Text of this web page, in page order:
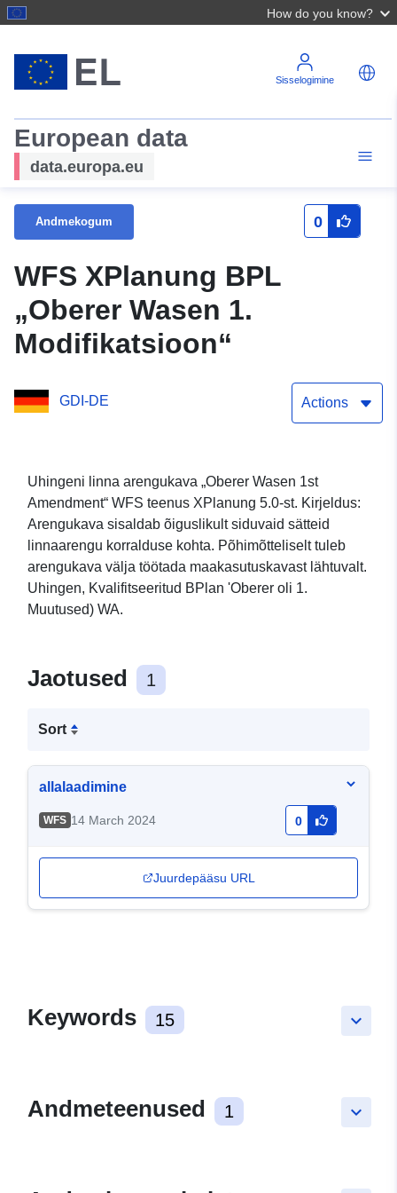
How do you know?
Sisselogimine
European data
data.europa.eu
Andmekogum 0
WFS XPlanung BPL
„Oberer Wasen 1.
Modifikatsioon“
GDI-DE Actions
Uhingeni linna arengukava „Oberer Wasen 1st
Amendment“ WFS teenus XPlanung 5.0-st. Kirjeldus:
Arengukava sisaldab õiguslikult siduvaid sätteid
linnaarengu korralduse kohta. Põhimõtteliselt tuleb
arengukava välja töötada maakasutuskavast lähtuvalt.
Uhingen, Kvalifitseeritud BPlan 'Oberer oli 1.
Muutused) WA.
Jaotused 1
Sort
allalaadimine
WFS 14 March 2024 0
Juurdepääsu URL
keyboard_arrow_down
Keywords 15
keyboard_arrow_down
Andmeteenused 1